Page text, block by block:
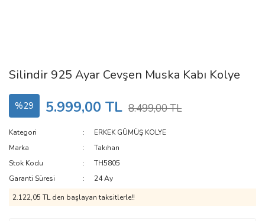
Silindir 925 Ayar Cevşen Muska Kabı Kolye
%29 5.999,00 TL 8.499,00 TL
Kategori
ERKEK GÜMÜŞ KOLYE
Marka
Takıhan
Stok Kodu
TH5805
Garanti Süresi
24 Ay
2.122,05 TL den başlayan taksitlerle!!